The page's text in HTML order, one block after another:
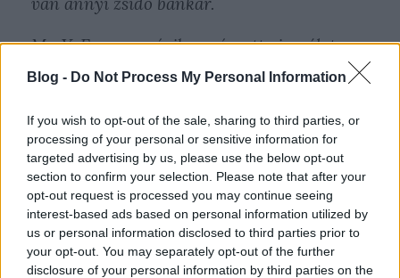
Blog - Do Not Process My Personal Information
If you wish to opt-out of the sale, sharing to third parties, or
processing of your personal or sensitive information for
targeted advertising by us, please use the below opt-out
section to confirm your selection. Please note that after your
opt-out request is processed you may continue seeing
interest-based ads based on personal information utilized by
us or personal information disclosed to third parties prior to
your opt-out. You may separately opt-out of the further
disclosure of your personal information by third parties on the
Mr. Y: Egy nemrégiben végzett vizsgálat
viszont azt mutatja, hogy a zsidók aránya a
sokkal több nem zsidó bankár van az
országban.
Mr. X: Éppen erről van szó, tisztességes
üzletbe nem merészkednek, annál több van
belőlük a filmiparban és az éjszakai lokálok
tulajdonosai között.”